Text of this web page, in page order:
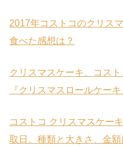
2017年コストコのクリス
食べた感想は？
クリスマスケーキ、コス
『クリスマスロールケー
コストコ クリスマスケー
取日、種類と大きさ、金額